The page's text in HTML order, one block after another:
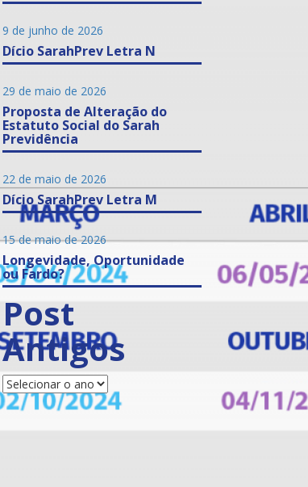
9 de junho de 2026
Dício SarahPrev Letra N
29 de maio de 2026
Proposta de Alteração do
Estatuto Social do Sarah
Previdência
22 de maio de 2026
Dício SarahPrev Letra M
15 de maio de 2026
Longevidade, Oportunidade
ou Fardo?
Post
Antigos
Posts
Antigos